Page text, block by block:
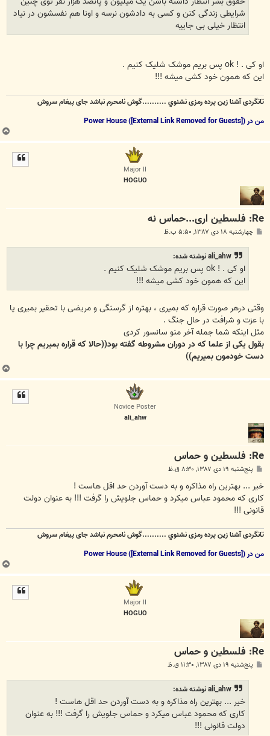
شرایطی زندگی کنن و کسی به دادشون نرسه و اونا هم نفسشون در نیاد
انتظار خیلی بی جاییه
او کی . ! ok پس بریم موشک شلیک کنیم .
این که همون خود کشی میشه !!!
تانگردی آشنا زين پرده رمزی نشنوي ..........گوش نامحرم نباشد جای پيغام سروش
من در Power House ( [External Link Removed for Guests]
ب
ا
Major II
HOGUO
Re: فلسطین اری...حماس نه
پ چهارشنبه ۱۸ دی ۱۳۸۷, ۵:۵۰ ب.ظ
ali_ahw نوشته شده:
او کی . ! ok پس بریم موشک شلیک کنیم .
این که همون خود کشی میشه !!!
وقتی درهر صورت قراره که بمیری ، بهتره از گرسنگی و مریضی با تحقیر بمیری یا
با عزت و شرافت در حال جنگ .
مثل اینکه شما جمله آخر منو سانسور کردی
بقول یکی از علما که در دوران مشروطه گفته بود((حالا که قراره بمیریم چرا با
دست خودمون بمیریم))
ب
ا
Novice Poster
ali_ahw
Re: فلسطین و حماس
پ
ت
پنج‌شنبه ۱۹ دی ۱۳۸۷, ۸:۳۰ ق.ظ
خیر ... بهترین راه مذاکره و به دست آوردن حد اقل هاست !
کاری که محمود عباس میکرد و حماس جلویش را گرفت !!! به عنوان دولت
قانونی !!!
تانگردی آشنا زين پرده رمزی نشنوي ..........گوش نامحرم نباشد جای پيغام سروش
من در Power House ( [External Link Removed for Guests])
ب
ا
Major II
HOGUO
Re: فلسطین و حماس
پ پنج‌شنبه ۱۹ دی ۱۳۸۷, ۱۱:۳۰ ق.ظ
ali_ahw نوشته شده:
خیر ... بهترین راه مذاکره و به دست آوردن حد اقل هاست !
کاری که محمود عباس میکرد و حماس جلویش را گرفت !!! به عنوان
دولت قانونی !!!